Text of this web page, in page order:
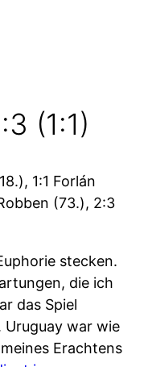
(1:1)
1:1 Forlán
(73.), 2:3
stecken.
die ich
das Spiel
war wie
Erachtens